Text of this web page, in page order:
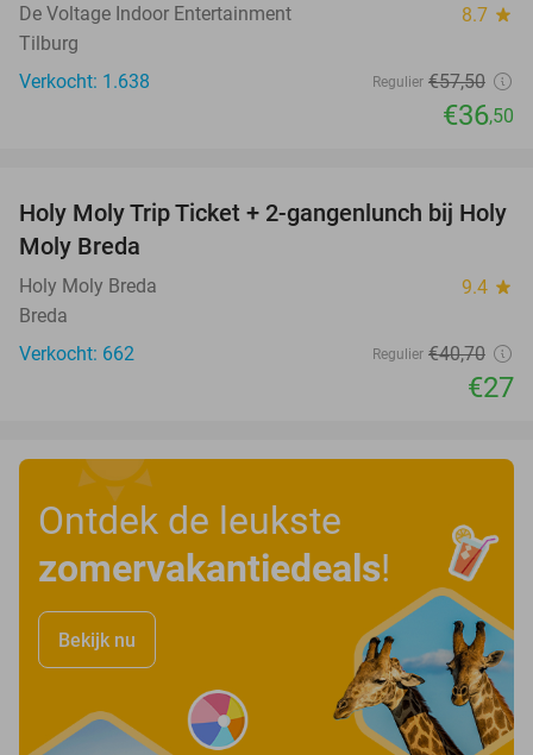
De Voltage Indoor Entertainment 8.7 star
Tilburg
Verkocht: 1.638
Regulier €57,50
€36,50
34%
Holy Moly Trip Ticket + 2-gangenlunch bij Holy
Moly Breda
Holy Moly Breda 9.4 star
Breda
Verkocht: 662
Regulier €40,70
€27
Ontdek de leukste
zomervakantiedeals!
Bekijk nu